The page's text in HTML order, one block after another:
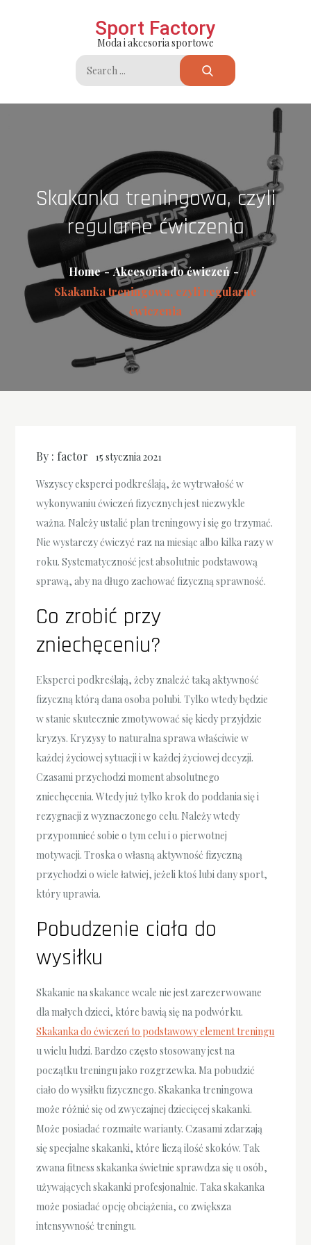
Sport Factory
Moda i akcesoria sportowe
Search
for:
Skakanka treningowa, czyli
regularne ćwiczenia
Home
Akcesoria do ćwiczeń
Skakanka treningowa, czyli regularne
ćwiczenia
By : factor 15 stycznia 2021
Wszyscy eksperci podkreślają, że wytrwałość w
wykonywaniu ćwiczeń fizycznych jest niezwykle
ważna. Należy ustalić plan treningowy i się go trzymać.
Nie wystarczy ćwiczyć raz na miesiąc albo kilka razy w
roku. Systematyczność jest absolutnie podstawową
sprawą, aby na długo zachować fizyczną sprawność.
Co zrobić przy
zniechęceniu?
Eksperci podkreślają, żeby znaleźć taką aktywność
fizyczną którą dana osoba polubi. Tylko wtedy będzie
w stanie skutecznie zmotywować się kiedy przyjdzie
kryzys. Kryzysy to naturalna sprawa właściwie w
każdej życiowej sytuacji i w każdej życiowej decyzji.
Czasami przychodzi moment absolutnego
zniechęcenia. Wtedy już tylko krok do poddania się i
rezygnacji z wyznaczonego celu. Należy wtedy
przypomnieć sobie o tym celu i o pierwotnej
motywacji. Troska o własną aktywność fizyczną
przychodzi o wiele łatwiej, jeżeli ktoś lubi dany sport,
który uprawia.
Pobudzenie ciała do
wysiłku
Skakanie na skakance wcale nie jest zarezerwowane
dla małych dzieci, które bawią się na podwórku.
Skakanka do ćwiczeń to podstawowy element treningu
u wielu ludzi. Bardzo często stosowany jest na
początku treningu jako rozgrzewka. Ma pobudzić
ciało do wysiłku fizycznego. Skakanka treningowa
może różnić się od zwyczajnej dziecięcej skakanki.
Może posiadać rozmaite warianty. Czasami zdarzają
się specjalne skakanki, które liczą ilość skoków. Tak
zwana fitness skakanka świetnie sprawdza się u osób,
używających skakanki profesjonalnie. Taka skakanka
może posiadać opcję obciążenia, co zwiększa
intensywność treningu.